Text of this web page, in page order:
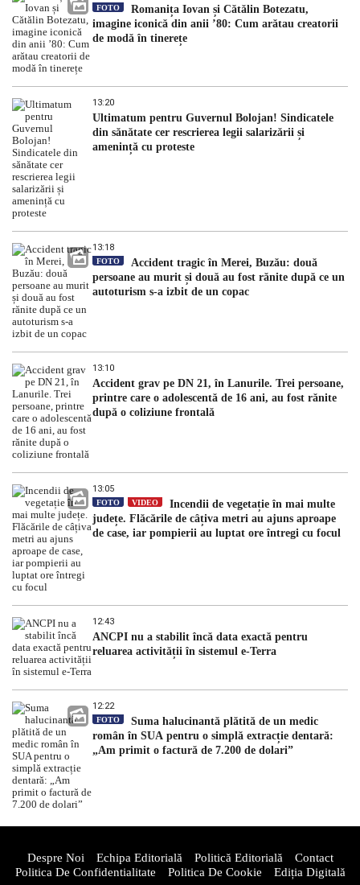
FOTO
Romanița Iovan și Cătălin Botezatu,
imagine iconică din anii ’80: Cum arătau creatorii
de modă în tinerețe
13:20
Ultimatum pentru Guvernul Bolojan! Sindicatele
din sănătate cer rescrierea legii salarizării și
amenință cu proteste
13:18
FOTO
Accident tragic în Merei, Buzău: două
persoane au murit și două au fost rănite după ce un
autoturism s-a izbit de un copac
13:10
Accident grav pe DN 21, în Lanurile. Trei persoane,
printre care o adolescentă de 16 ani, au fost rănite
după o coliziune frontală
13:05
FOTO VIDEO
Incendii de vegetație în mai multe
județe. Flăcările de câțiva metri au ajuns aproape
de case, iar pompierii au luptat ore întregi cu focul
12:43
ANCPI nu a stabilit încă data exactă pentru
reluarea activității în sistemul e-Terra
12:22
FOTO
Suma halucinantă plătită de un medic
român în SUA pentru o simplă extracție dentară:
„Am primit o factură de 7.200 de dolari”
Despre Noi Echipa Editorială Politică Editorială
Contact
Politica De Confidentialitate
Politica De Cookie Ediția Digitală